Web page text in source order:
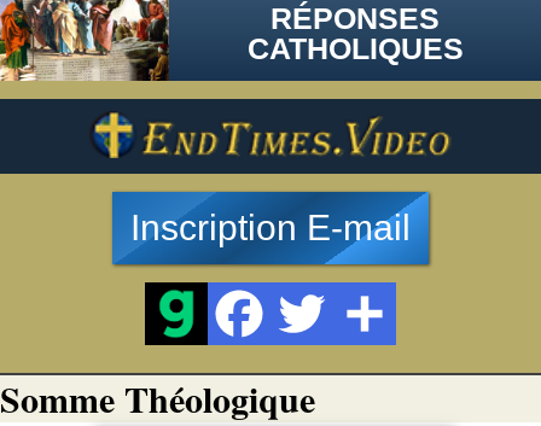
RÉPONSES
CATHOLIQUES
Inscription E-mail
Somme Théologique